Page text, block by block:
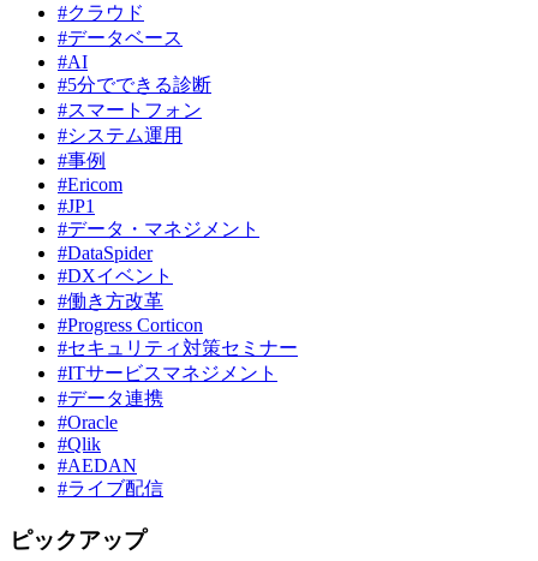
#クラウド
#データベース
#AI
#5分でできる診断
#スマートフォン
#システム運用
#事例
#Ericom
#JP1
#データ・マネジメント
#DataSpider
#DXイベント
#働き方改革
#Progress Corticon
#セキュリティ対策セミナー
#ITサービスマネジメント
#データ連携
#Oracle
#Qlik
#AEDAN
#ライブ配信
ピックアップ